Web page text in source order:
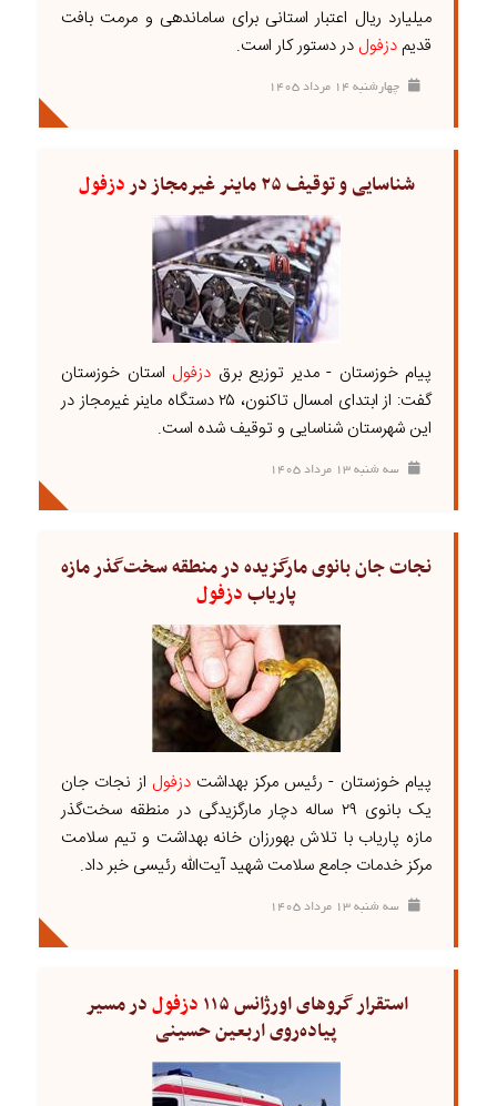
میلیارد ریال اعتبار استانی برای ساماندهی و مرمت بافت
قدیمدزفول در دستور کار است.
چهارشنبه ۱۴ مرداد ۱۴۰۵
شناسایی و توقیف ۲۵ ماینر غیرمجاز در دزفول
پیام خوزستان - مدیر توزیع برق دزفول استان خوزستان
گفت: از ابتدای امسال تاکنون، ۲۵ دستگاه ماینر غیرمجاز در
این شهرستان شناسایی و توقیف شده است.
سه شنبه ۱۳ مرداد ۱۴۰۵
نجات جان بانوی مارگزیده در منطقه سخت‌گذر مازه
پاریابدزفول
پیام خوزستان - رئیس مرکز بهداشت دزفول از نجات جان
یک بانوی ۲۹ ساله دچار مارگزیدگی در منطقه سخت‌گذر
مازه پاریاب با تلاش بهورزان خانه بهداشت و تیم سلامت
مرکز خدمات جامع سلامت شهید آیت‌الله رئیسی خبر داد.
سه شنبه ۱۳ مرداد ۱۴۰۵
استقرار گرو‌های اورژانس ۱۱۵ دزفولدر مسیر
پیاده‌روی اربعین حسینی